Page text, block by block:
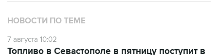
7 августа 10:02
продажу на десять АЗС сети "Атан"